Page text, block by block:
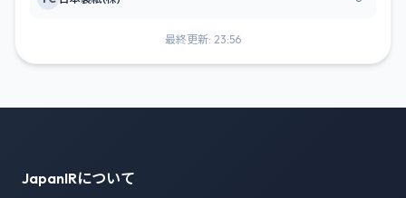
最終更新: 23:56
JapanIRについて